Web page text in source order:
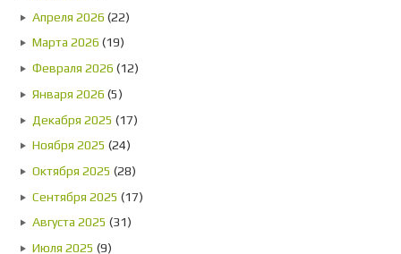
Апреля 2026 (22)
Марта 2026 (19)
Февраля 2026 (12)
Января 2026 (5)
Декабря 2025 (17)
Ноября 2025 (24)
Октября 2025 (28)
Сентября 2025 (17)
Августа 2025 (31)
Июля 2025 (9)